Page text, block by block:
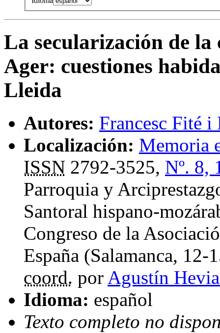
La secularización de la
Ager: cuestiones
Lleida
Autores: Francesc Fité
Localización: Memoria
ISSN 2792-3525, Nº. 8,
Parroquia y
Santoral hispano-
Congreso de la
España (Salamanca,
coord. por Agustín
Idioma: español
Texto completo no